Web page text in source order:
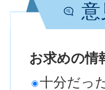
お求めの情
十分だっ